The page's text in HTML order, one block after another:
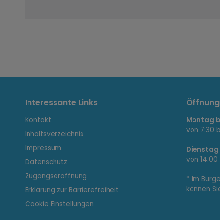
I
n
t
Interessante Links
Kontakt
Inhaltsverzeichnis
Impressum
Datenschutz
Zugangseröffnung
Erklärung zur Barrierefreiheit
Cookie Einstellungen
Montag
von 7:30
von 14:00
* Im
können